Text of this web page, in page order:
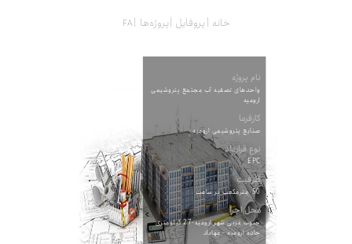
خانه پروفایل پروژه‌ها
نام پروژه
واحدهای تصفیه آب مجتمع پتروشیمی
ارومیه
کارفرما
صنایع پتروشیمی ارومیه
نوع قرارداد
EPC
ظرفیت
50 مترمکعب بر ساعت
محل اجرا
جنوب غربی شهر ارومیه-27 کیلومتری
جاده ارومیه - مهاباد